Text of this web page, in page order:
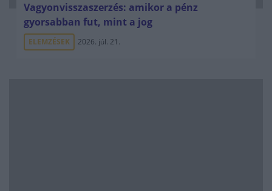
Vagyonvisszaszerzés: amikor a pénz
gyorsabban fut, mint a jog
ELEMZÉSEK 2026. júl. 21.